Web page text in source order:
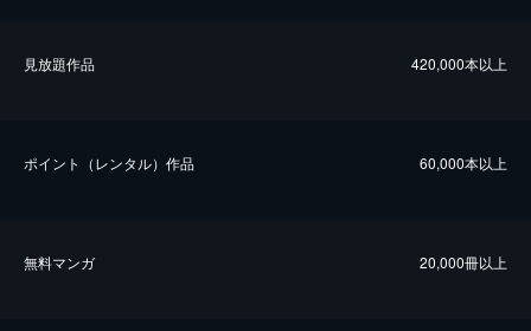
⾒放題作品 420,000本以上
ポイント（レンタル）作品 60,000本以上
無料マンガ 20,000冊以上